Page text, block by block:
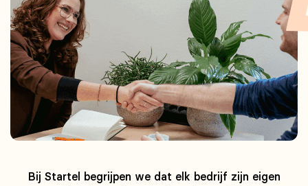
Bij Startel begrijpen we dat elk bedrijf zijn eigen